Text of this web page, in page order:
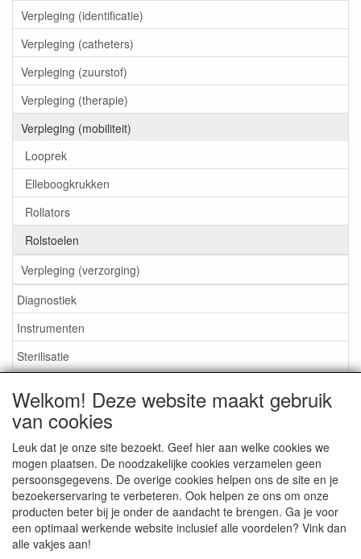
Verpleging (identificatie)
Verpleging (catheters)
Verpleging (zuurstof)
Verpleging (therapie)
Verpleging (mobiliteit)
Looprek
Elleboogkrukken
Rollators
Rolstoelen
Verpleging (verzorging)
Diagnostiek
Instrumenten
Sterilisatie
Aktieartikelen
Medisan Trading te Alblasserdam. Alle genoemde prijzen zijn
inclusief BTW enexclusief verzendkostentenzij anders
aangegeven.
Welkom! Deze website maakt gebruik
van cookies
Leuk dat je onze site bezoekt. Geef hier aan welke cookies we
mogen plaatsen. De noodzakelijke cookies verzamelen geen
persoonsgegevens. De overige cookies helpen ons de site en je
bezoekerservaring te verbeteren. Ook helpen ze ons om onze
producten beter bij je onder de aandacht te brengen. Ga je voor
een optimaal werkende website inclusief alle voordelen? Vink dan
alle vakjes aan!